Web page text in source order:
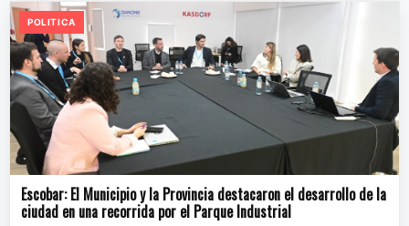
POLITICA
Escobar: El Municipio y la Provincia destacaron el desarrollo de la
ciudad en una recorrida por el Parque Industrial